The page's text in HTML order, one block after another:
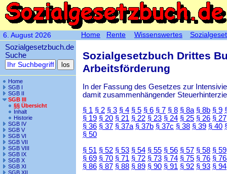
6. August 2026
Sozialgesetzbuch.de
Suche
Home
SGB I
SGB II
SGB III
§§ Übersicht
Inhalt
Historie
SGB IV
SGB V
SGB VI
SGB VII
SGB VIII
SGB IX
SGB X
SGB XI
SGB XII
Sozialgesetzbuch Drittes
Arbeitsförderung
In der Fassung des Gesetzes zur
damit zusammenhängender
§ 1 § 2 § 3 § 4 § 5 § 6 § 7 § 8 § 8a § 8b § 9
§ 19 § 20 § 21 § 22 § 23 § 24 § 25 § 26 § 27
§ 36 § 37 § 37a § 37b § 37c § 38 § 39 § 40
§ 50
§ 51 § 52 § 53 § 54 § 55 § 56 § 57 § 58 § 59
§ 69 § 70 § 71 § 72 § 73 § 74 § 75 § 76 §
§ 86 § 87 § 88 § 89 § 90 § 91 § 92 § 93 § 94
Home Rente Wissenswertes